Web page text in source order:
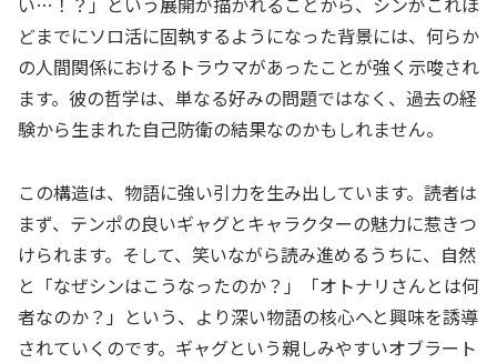
どまでにソロ活に固執するようになった背景には、何らか
の人間関係におけるトラウマがあったことが強く示唆され
ます。彼の哲学は、単なる好みの問題ではなく、過去の経
験から生まれた自己防衛の結果なのかもしれません。
この構造は、物語に強い引力を生み出しています。読者は
まず、テンポの良いギャグとキャラクターの魅力に惹きつ
けられます。そして、笑いながら読み進めるうちに、自然
と「なぜシンはこうなったのか？」「オトナリさんとは何
者なのか？」という、より深い物語の核心へと興味を誘導
されていくのです。ギャグという親しみやすいオブラート